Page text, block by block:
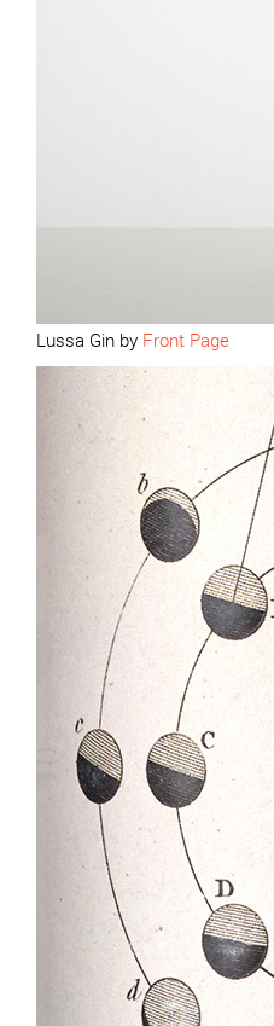
Lussa Gin by Front Page